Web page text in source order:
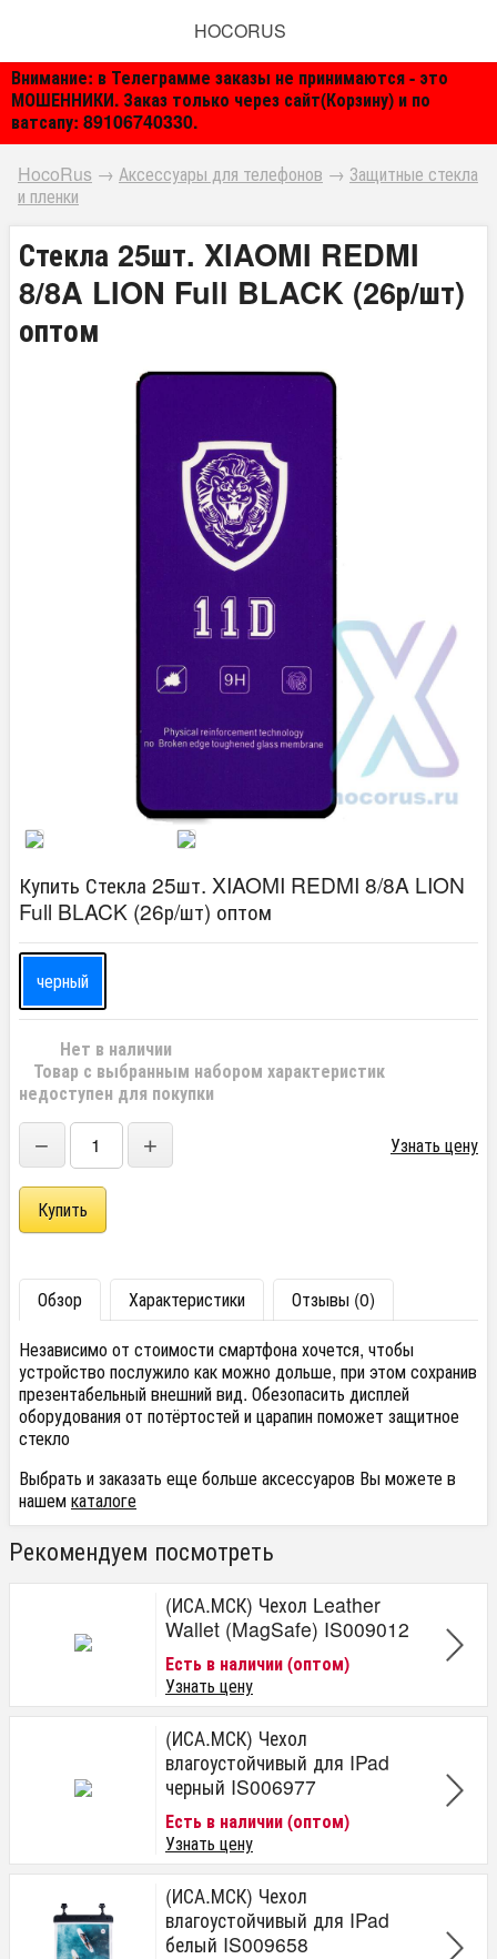
Внимание: в Телеграмме заказы не принимаются - это
МОШЕННИКИ. Заказ только через сайт(Корзину) и по
ватсапу: 89106740330.
HOCORUS
HocoRus → Аксессуары для телефонов → Защитные стекла
и пленки
Стекла 25шт. XIAOMI REDMI
8/8A LION Full BLACK (26р/шт)
оптом
Купить Стекла 25шт. XIAOMI REDMI 8/8A LION
Full BLACK (26р/шт) оптом
черный
Нет в наличии
Товар с выбранным набором характеристик
недоступен для покупки
− + Узнать цену
Обзор Характеристики
Отзывы (0)
Независимо от стоимости смартфона хочется, чтобы
устройство послужило как можно дольше, при этом сохранив
презентабельный внешний вид. Обезопасить дисплей
оборудования от потёртостей и царапин поможет защитное
стекло
Выбрать и заказать еще больше аксессуаров Вы можете в
нашемкаталоге
Рекомендуем посмотреть
(ИСА.МСК) Чехол Leather
Wallet (MagSafe) IS009012
Есть в наличии (оптом)
Узнать цену
(ИСА.МСК) Чехол
влагоустойчивый для IPad
черный IS006977
Есть в наличии (оптом)
Узнать цену
(ИСА.МСК) Чехол
влагоустойчивый для IPad
белый IS009658